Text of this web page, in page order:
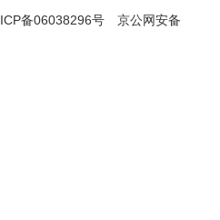
备06038296号
京公网安备